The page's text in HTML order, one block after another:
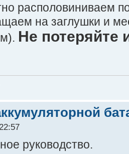
располовиниваем
на заглушки и
Не потеряйте
руководство.